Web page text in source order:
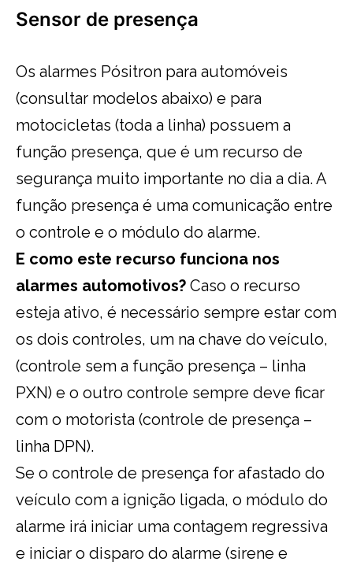
Sensor de presença
Os alarmes Pósitron para automóveis
(consultar modelos abaixo) e para
motocicletas (toda a linha) possuem a
função presença, que é um recurso de
segurança muito importante no dia a dia. A
função presença é uma comunicação entre
o controle e o módulo do alarme.
E como este recurso funciona nos
alarmes automotivos? Caso o recurso
esteja ativo, é necessário sempre estar com
os dois controles, um na chave do veículo,
(controle sem a função presença – linha
PXN) e o outro controle sempre deve ficar
com o motorista (controle de presença –
linha DPN).
Se o controle de presença for afastado do
veículo com a ignição ligada, o módulo do
alarme irá iniciar uma contagem regressiva
e iniciar o disparo do alarme (sirene e